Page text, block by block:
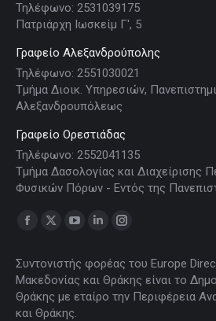
Τηλέφωνο: 2531039175
Πατριάρχη Ιωσκείμ Γ', 5
Γραφείο Αλεξανδρούπολης
Τηλέφωνο: 2551030021
Τμήμα Διοικ. Υπηρεσιών,
Αλεξανδρουπόλεως
Γραφείο Ορεστιάδας
Τηλέφωνο: 2552041135
Τμήμα Δασολογίας και Διαχείρισης
Φυσικών Πόρων - Εντός της
Find us on:
Facebook
opens
in
new
X
opens
new
YouTube
opens
in
new
Linkedin
opens
Instagram
opens
Συντονιστής φορέας του Europe
Μακεδονίας και Θράκης είναι το
Θράκης με εταίρο την Περιφέρεια
και Θράκης.